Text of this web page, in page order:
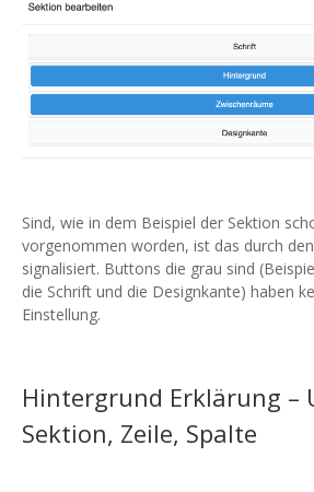
Sind, wie in dem Beispiel der Sektion
vorgenommen worden, ist das durch den
signalisiert. Buttons die grau sind
die Schrift und die Designkante) haben
Einstellung.
Hintergrund Erklärung –
Sektion, Zeile, Spalte